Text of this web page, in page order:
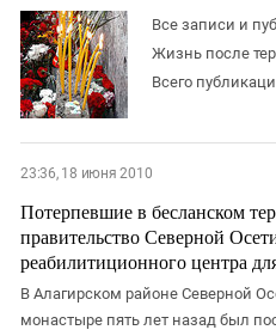
Дагестан
Ингушетия
Кабардино-Балкария
Карачаево-Черкесия
Краснодарский край
Нагорный Карабах
Ростовская область
Все записи и
Жизнь после
Всего
23:36, 18 июня 2010
Потерпевшие в бесланском
правительство Северной
реабилитиционного центра
В Алагирском районе Северной
монастыре пять лет назад был